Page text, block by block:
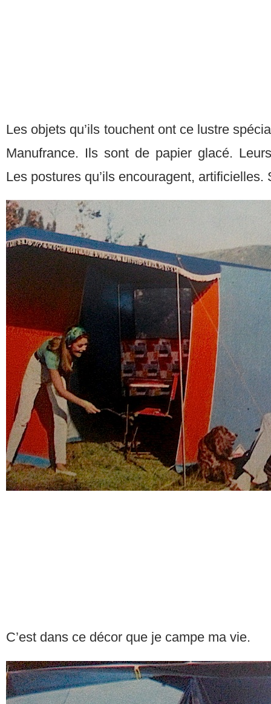
Les objets qu’ils touchent ont ce lustre
Manufrance. Ils sont de papier glacé.
Les postures qu’ils encouragent, artificielles.
C’est dans ce décor que je campe ma vie.